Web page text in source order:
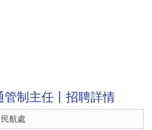
管制主任丨招聘詳情
民航處